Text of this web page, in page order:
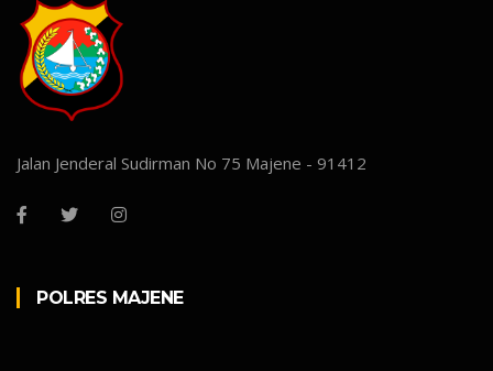
Jalan Jenderal Sudirman No 75 Majene - 91412
POLRES MAJENE